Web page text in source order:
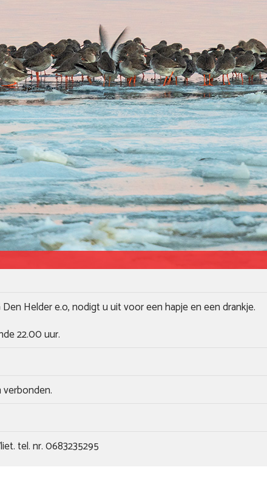
Helder e.o, nodigt u uit voor een hapje en een drankje.
22.00 uur.
tel. nr. 0683235295